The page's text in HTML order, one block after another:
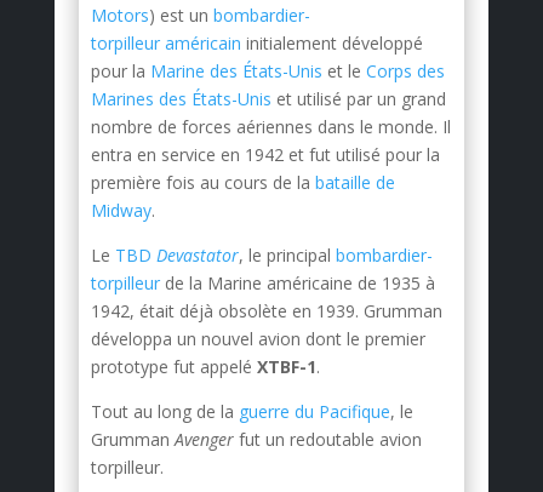
Motors) est un bombardier-
torpilleur américain initialement développé
pour la Marine des États-Unis et le Corps des
Marines des États-Unis et utilisé par un grand
nombre de forces aériennes dans le monde. Il
entra en service en 1942 et fut utilisé pour la
première fois au cours de la bataille de
Midway.
Le TBD Devastator, le principal bombardier-
torpilleur de la Marine américaine de 1935 à
1942, était déjà obsolète en 1939. Grumman
développa un nouvel avion dont le premier
prototype fut appelé XTBF-1.
Tout au long de la guerre du Pacifique, le
Grumman Avenger fut un redoutable avion
torpilleur.